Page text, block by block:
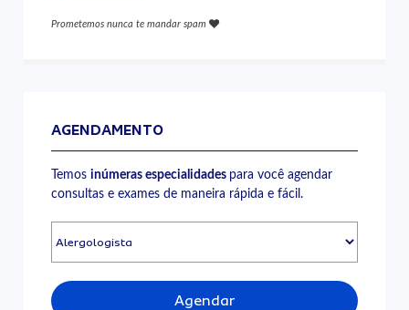
Prometemos nunca te mandar spam
AGENDAMENTO
Temosinúmeras especialidades para você agendar
consultas e exames de maneira rápida e fácil.
Agendar